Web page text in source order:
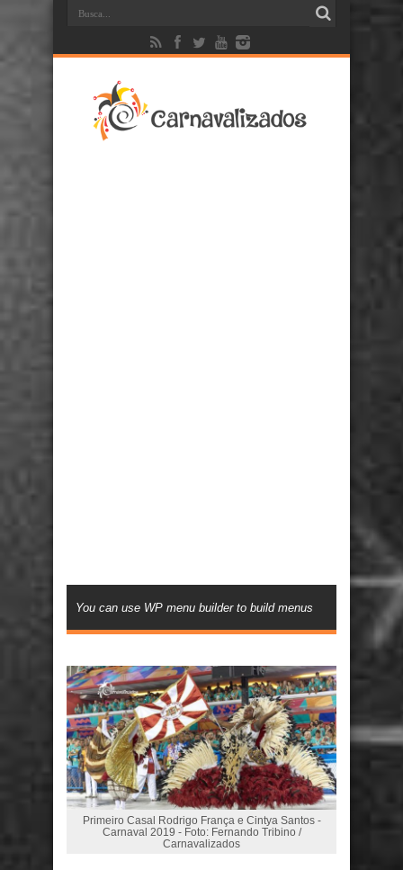
You can use WP menu builder to build menus
Primeiro Casal Rodrigo França e Cintya Santos -
Carnaval 2019 - Foto: Fernando Tribino /
Carnavalizados